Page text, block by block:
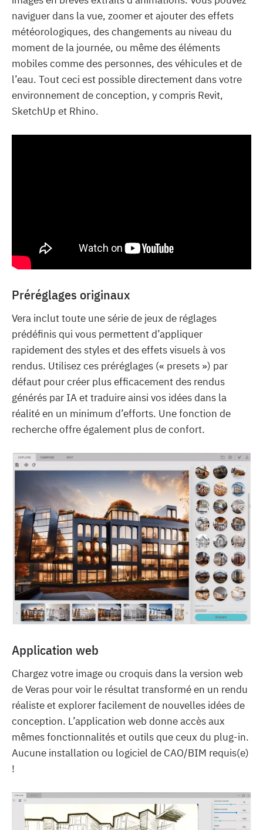
naviguer dans la vue, zoomer et ajouter des effets
météorologiques, des changements au niveau du
moment de la journée, ou même des éléments
mobiles comme des personnes, des véhicules et de
l’eau. Tout ceci est possible directement dans votre
environnement de conception, y compris Revit,
SketchUp et Rhino.
Préréglages originaux
Vera inclut toute une série de jeux de réglages
prédéfinis qui vous permettent d’appliquer
rapidement des styles et des effets visuels à vos
rendus. Utilisez ces préréglages (« presets ») par
défaut pour créer plus efficacement des rendus
générés par IA et traduire ainsi vos idées dans la
réalité en un minimum d’efforts. Une fonction de
recherche offre également plus de confort.
Application web
Chargez votre image ou croquis dans la version web
de Veras pour voir le résultat transformé en un rendu
réaliste et explorer facilement de nouvelles idées de
conception. L’application web donne accès aux
mêmes fonctionnalités et outils que ceux du plug-in.
Aucune installation ou logiciel de CAO/BIM requis(e)
!